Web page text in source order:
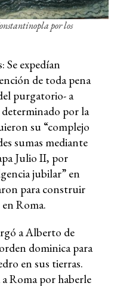
por los
expedían
de toda pena
purgatorio- a
por la
su “complejo
sumas mediante
Julio II, por
jubilar” en
para construir
Roma.
a Alberto de
dominica para
en sus tierras.
Roma por haberle